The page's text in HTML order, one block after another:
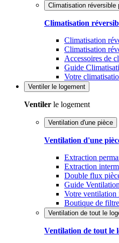
Climatisation réversible
Climatisation
Climatisation
Climatisation
Accessoires de
Guide
Votre
Ventiler le logement
Ventiler le logement
Ventilation d'une pièce
Ventilation d'une
Extraction
Extraction
Double flux
Guide Ventilation
Votre ventilation
Boutique de
Ventilation de tout le
Ventilation de tout le